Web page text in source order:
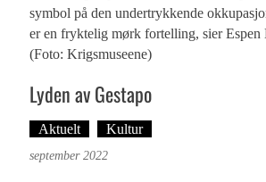
symbol på den undertrykkende
er en fryktelig mørk fortelling, sier Espen
(Foto: Krigsmuseene)
Lyden av Gestapo
Aktuelt Kultur
september 2022